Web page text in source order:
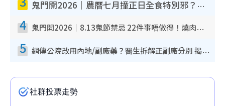
鬼門開2026｜農曆七月撞正日全食特別邪？專家警告切忌做一事！揭4大禁忌+2招保平安
4 鬼門開2026｜8.13鬼節禁忌 22件事唔做得！燒肉、刺身要少食？半夜勿吹口哨/打呢個電話
5 網傳公院改用內地/副廠藥？醫生拆解正副廠分別 揭4類人換藥隨時出事